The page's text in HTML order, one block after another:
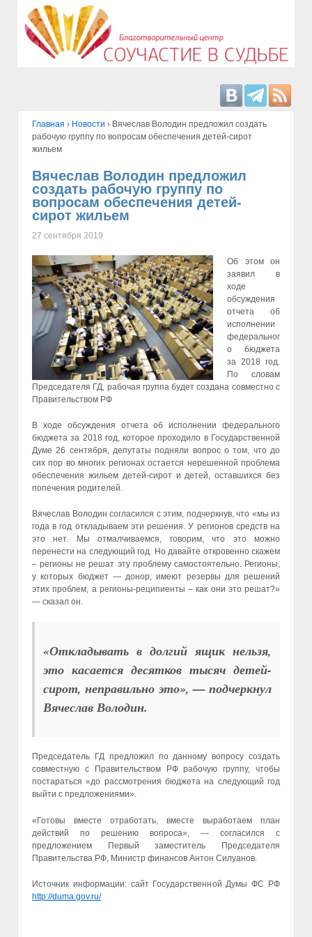
Главная › Hовости › Вячеслав Володин предложил создать
рабочую группу по вопросам обеспечения детей-сирот
жильем
Вячеслав Володин предложил
создать рабочую группу по
вопросам обеспечения детей-
сирот жильем
27 сентября 2019
Об этом он
заявил в
ходе
обсуждения
отчета об
исполнении
федеральног
о бюджета
за 2018 год.
По словам
Председателя ГД, рабочая группа будет создана совместно с
Правительством РФ
В ходе обсуждения отчета об исполнении федерального
бюджета за 2018 год, которое проходило в Государственной
Думе 26 сентября, депутаты подняли вопрос о том, что до
сих пор во многих регионах остается нерешенной проблема
обеспечения жильем детей-сирот и детей, оставшихся без
попечения родителей.
Вячеслав Володин согласился с этим, подчеркнув, что «мы из
года в год откладываем эти решения. У регионов средств на
это нет. Мы отмалчиваемся, говорим, что это можно
перенести на следующий год. Но давайте откровенно скажем
– регионы не решат эту проблему самостоятельно. Регионы,
у которых бюджет — донор, имеют резервы для решений
этих проблем, а регионы-реципиенты – как они это решат?»
— сказал он.
«Откладывать в долгий ящик нельзя,
это касается десятков тысяч детей-
сирот, неправильно это», — подчеркнул
Вячеслав Володин.
Председатель ГД предложил по данному вопросу создать
совместную с Правительством РФ рабочую группу, чтобы
постараться «до рассмотрения бюджета на следующий год
выйти с предложениями».
«Готовы вместе отработать, вместе выработаем план
действий по решению вопроса», — согласился с
предложением Первый заместитель Председателя
Правительства РФ, Министр финансов Антон Силуанов.
Источник информации: сайт Государственной Думы ФС РФ
http://duma.gov.ru/